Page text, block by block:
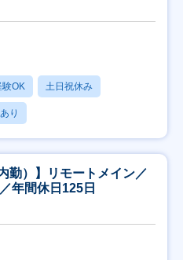
験OK 土日祝休み
り
勤）】リモートメイン／
年間休日125日